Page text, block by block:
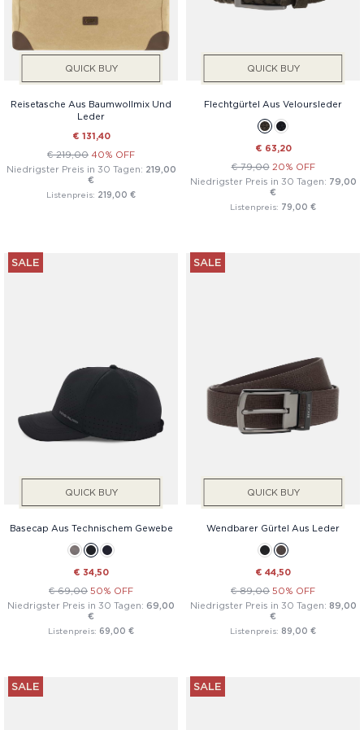
QUICK BUY
Reisetasche Aus Baumwollmix Und
Leder
€ 131,40
€ 219,00 40% OFF
Niedrigster Preis in 30 Tagen: 219,00
€
Listenpreis: 219,00 €
QUICK BUY
Flechtgürtel Aus Veloursleder
€ 63,20
€ 79,00 20% OFF
Niedrigster Preis in 30 Tagen: 79,00
€
Listenpreis: 79,00 €
SALE
QUICK BUY
Basecap Aus Technischem Gewebe
€ 34,50
€ 69,00 50% OFF
Niedrigster Preis in 30 Tagen: 69,00
€
Listenpreis: 69,00 €
SALE
QUICK BUY
Wendbarer Gürtel Aus Leder
€ 44,50
€ 89,00 50% OFF
Niedrigster Preis in 30 Tagen: 89,00
€
Listenpreis: 89,00 €
SALE SALE